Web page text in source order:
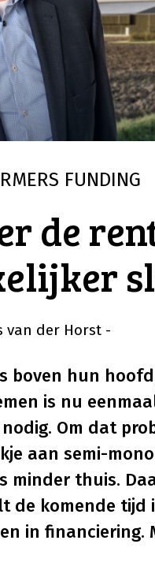
FUNDING
de
van der Horst -
boven hun
is nu
Om dat
aan semi-
minder thuis.
de komende tijd
in financiering.